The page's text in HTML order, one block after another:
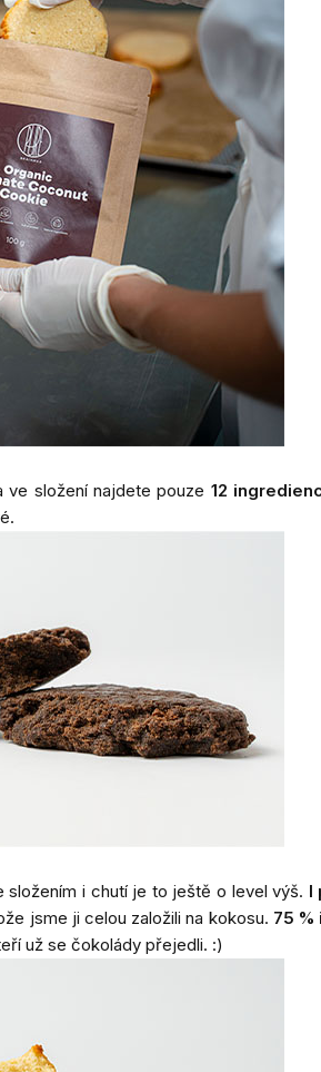
ve složení najdete pouze 12
složením i chutí je to ještě o level výš. I
jsme ji celou založili na kokosu. 75
už se čokolády přejedli. :)